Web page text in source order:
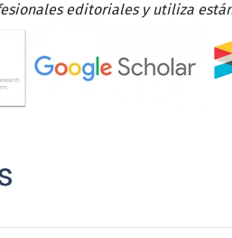
editoriales y utiliza